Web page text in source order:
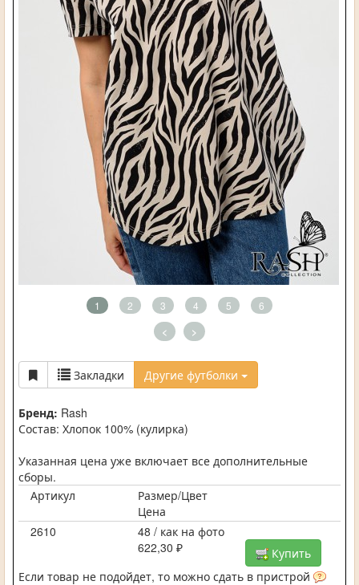
1 2 3 4 5 6
< >
Закладки Другие футболки
Бренд: Rash
Состав: Хлопок 100% (кулирка)
Указанная цена уже включает все дополнительные
сборы.
Артикул
Размер/Цвет
Цена
2610
48 / как на фото
622,30 ₽
Купить
Если товар не подойдет, то можно сдать в пристрой